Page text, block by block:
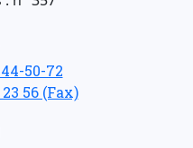
50-72
56 (Fax)